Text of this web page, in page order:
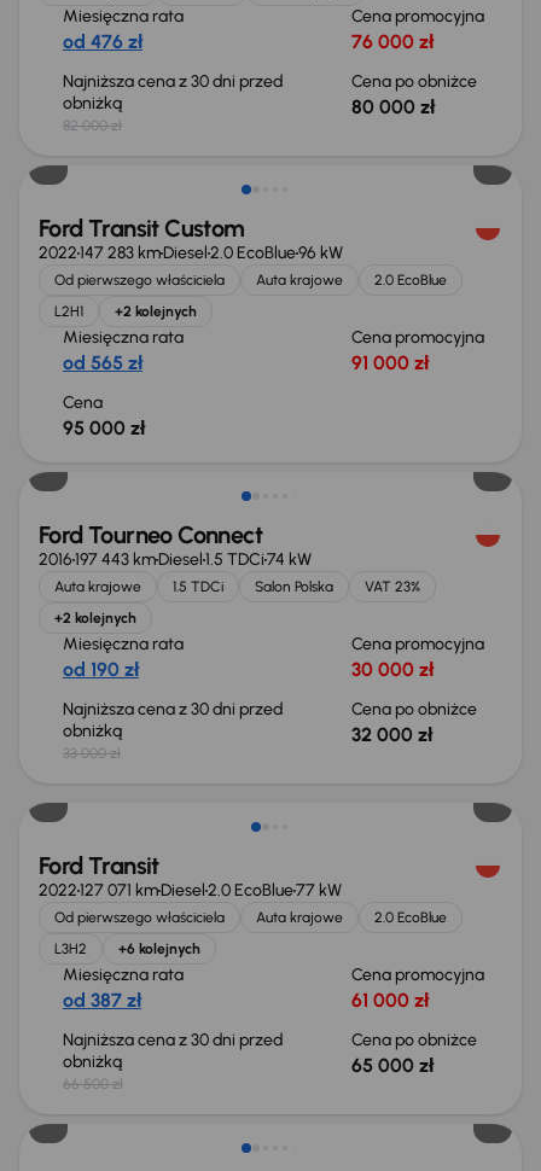
Miesięczna rata
od 476 zł
Cena promocyjna
76 000 zł
Najniższa cena z 30 dni przed
obniżką
82 000 zł
Cena po obniżce
80 000 zł
Świeżo skupione
Ford Transit Custom
2022147 283 kmDiesel2.0 EcoBlue96 kW
Od pierwszego właściciela Auta krajowe
2.0 EcoBlue
L2H1
+2 kolejnych
Miesięczna rata
od 565 zł
Cena promocyjna
91 000 zł
Cena
95 000 zł
Taniej o 1 000 zł
Ford Tourneo Connect
2016197 443 kmDiesel1.5 TDCi74 kW
Auta krajowe 1.5 TDCi Salon Polska
VAT 23%
+2 kolejnych
Miesięczna rata
od 190 zł
Cena promocyjna
30 000 zł
Najniższa cena z 30 dni przed
obniżką
33 000 zł
Cena po obniżce
32 000 zł
Ford Transit
2022127 071 kmDiesel2.0 EcoBlue77 kW
Od pierwszego właściciela Auta krajowe
2.0 EcoBlue
L3H2
+6 kolejnych
Miesięczna rata
od 387 zł
Cena promocyjna
61 000 zł
Najniższa cena z 30 dni przed
obniżką
66 500 zł
Cena po obniżce
65 000 zł
Taniej o 2 000 zł